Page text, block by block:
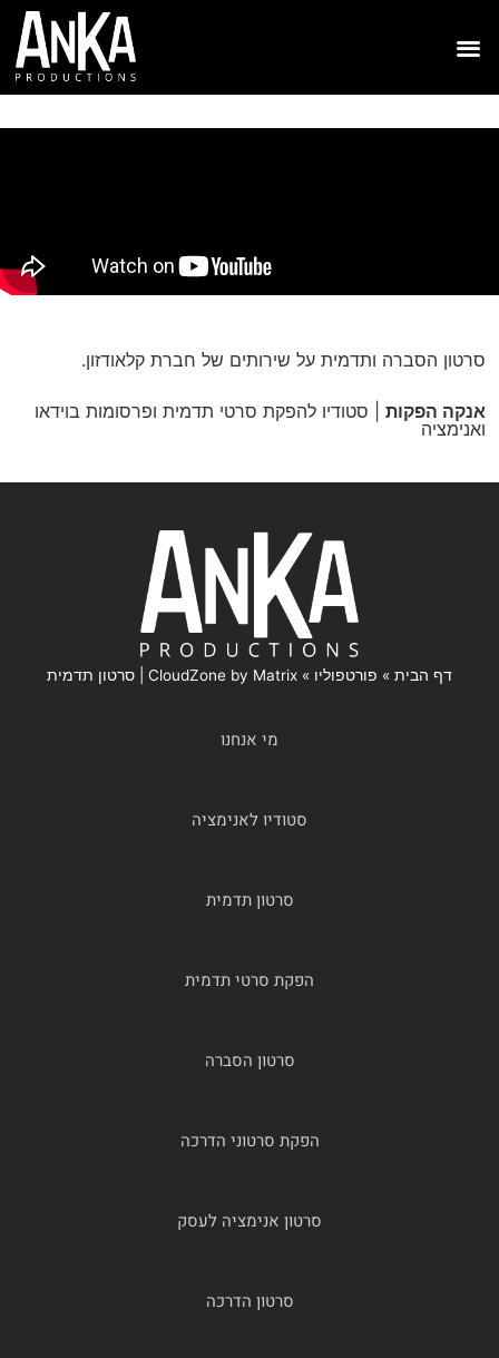
סרטון הסברה ותדמית על שירותים של חברת קלאודזון.
אנקה הפקות | סטודיו להפקת סרטי תדמית ופרסומות בוידאו
ואנימציה
דף הבית » פורטפוליו » CloudZone by Matrix | סרטון תדמית
מי אנחנו
סטודיו לאנימציה
סרטון תדמית
הפקת סרטי תדמית
סרטון הסברה
הפקת סרטוני הדרכה
סרטון אנימציה לעסק
סרטון הדרכה